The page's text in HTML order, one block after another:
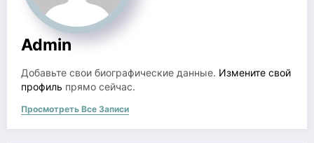
Admin
Добавьте свои биографические данные. Измените свой
профиль прямо сейчас.
Просмотреть Все Записи